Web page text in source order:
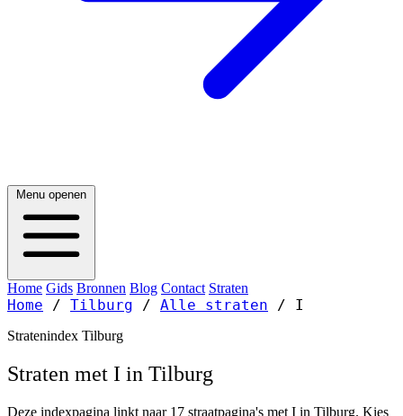
Menu openen
Home Gids Bronnen Blog Contact Straten
Home / Tilburg / Alle straten / I
Stratenindex Tilburg
Straten met I in Tilburg
Deze indexpagina linkt naar 17 straatpagina's met I in Tilburg. Kies